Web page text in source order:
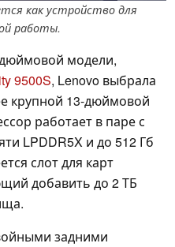
как устройство для
работы.
модели,
9500S, Lenovo выбрала
крупной 13-дюймовой
работает в паре с
LPDDR5X и до 512 Гб
слот для карт
добавить до 2 ТБ
задними